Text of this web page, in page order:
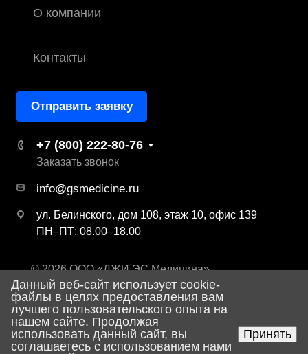
О компании
Контакты
Отправить заявку
+7 (800) 222-80-76
Заказать звонок
info@gsmedicine.ru
ул. Белинского, дом 108, этаж 10, офис 139
ПН–ПТ: 08.00–18.00
© 2026 ООО «ДЖИ ЭС Медицина»
Политика конфиденциальности
Разработка сайта
Данный веб-сайт использует cookie-
файлы в целях предоставления вам
лучшего пользовательского опыта на
нашем сайте. Продолжая
использовать данный сайт, вы
соглашаетесь с использованием нами
Принять